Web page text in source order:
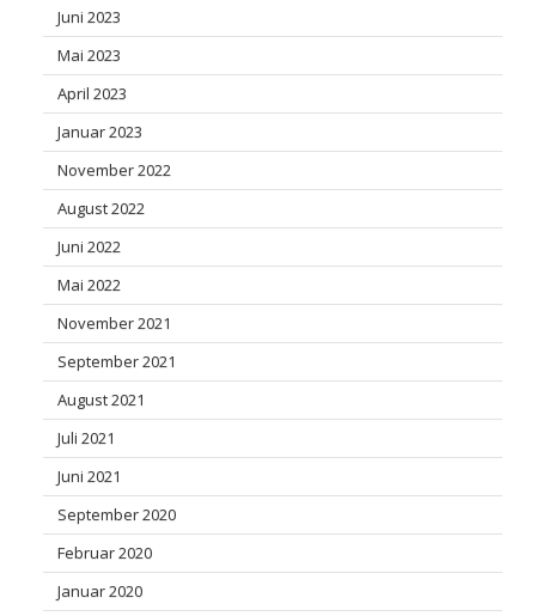
Juni 2023
Mai 2023
April 2023
Januar 2023
November 2022
August 2022
Juni 2022
Mai 2022
November 2021
September 2021
August 2021
Juli 2021
Juni 2021
September 2020
Februar 2020
Januar 2020